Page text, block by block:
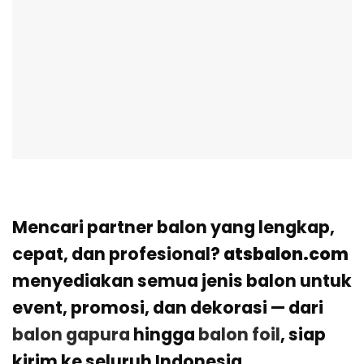
Mencari partner balon yang lengkap,
cepat, dan profesional? atsbalon.com
menyediakan semua jenis balon untuk
event, promosi, dan dekorasi — dari
balon gapura hingga balon foil, siap